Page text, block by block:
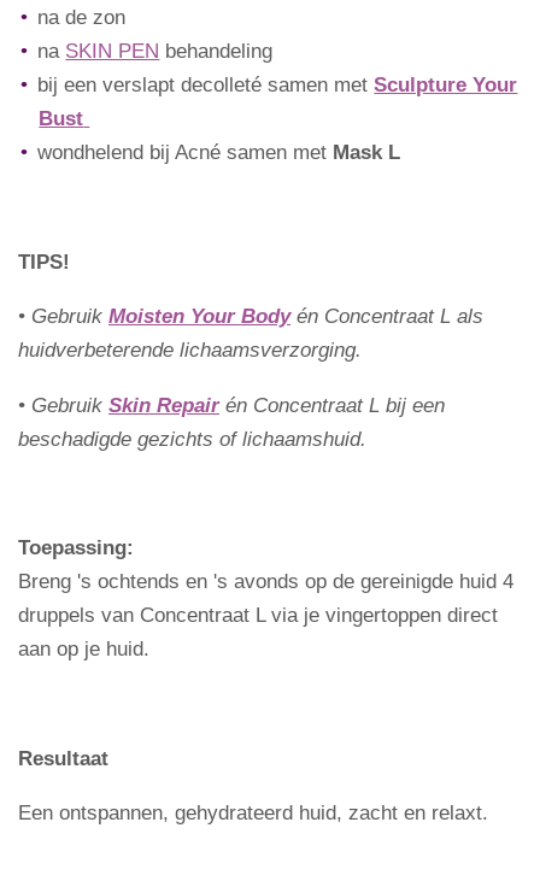
na de zon
na SKIN PEN behandeling
bij een verslapt decolleté samen metSculpture Your
Bust
wondhelend bij Acné samen met Mask L
TIPS!
• Gebruik Moisten Your Bodyén Concentraat L als
huidverbeterende lichaamsverzorging.
• Gebruik Skin Repairén Concentraat L bij een
beschadigde gezichts of lichaamshuid.
Toepassing:
Breng 's ochtends en 's avonds op de gereinigde huid 4
druppels van Concentraat L via je vingertoppen direct
aan op je huid.
Resultaat
Een ontspannen, gehydrateerd huid, zacht en relaxt.